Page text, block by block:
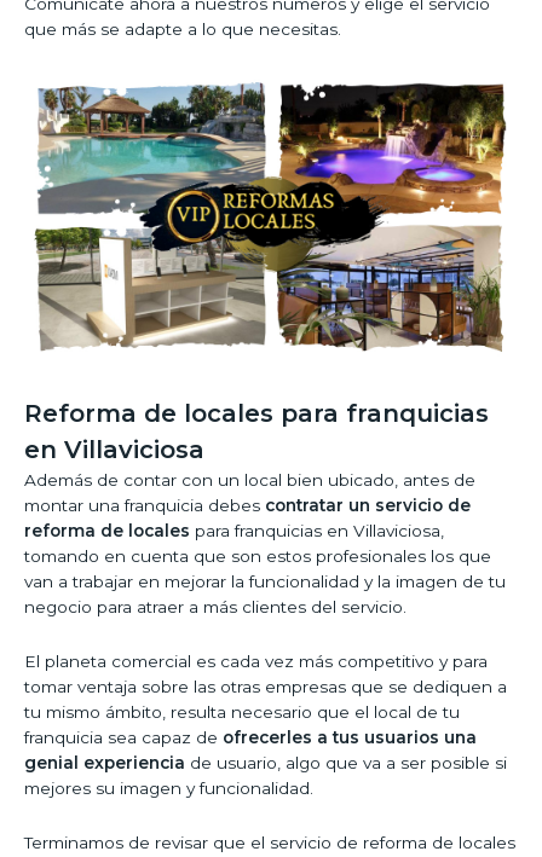
que más se adapte a lo que necesitas.
Reforma de locales para franquicias
en Villaviciosa
Además de contar con un local bien ubicado, antes de
montar una franquicia debes contratar un servicio de
reforma de locales para franquicias en Villaviciosa,
tomando en cuenta que son estos profesionales los que
van a trabajar en mejorar la funcionalidad y la imagen de tu
negocio para atraer a más clientes del servicio.
El planeta comercial es cada vez más competitivo y para
tomar ventaja sobre las otras empresas que se dediquen a
tu mismo ámbito, resulta necesario que el local de tu
franquicia sea capaz de ofrecerles a tus usuarios una
genial experiencia de usuario, algo que va a ser posible si
mejores su imagen y funcionalidad.
Terminamos de revisar que el servicio de reforma de locales